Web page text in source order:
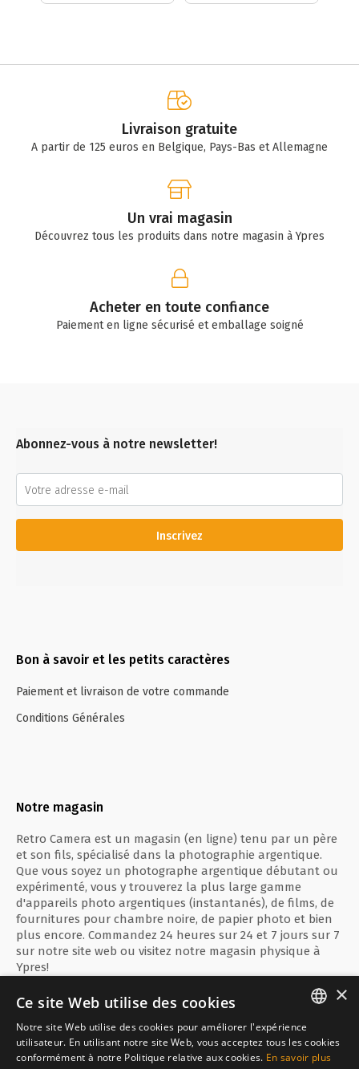
Livraison gratuite
A partir de 125 euros en Belgique, Pays-Bas et Allemagne
Un vrai magasin
Découvrez tous les produits dans notre magasin à Ypres
Acheter en toute confiance
Paiement en ligne sécurisé et emballage soigné
Abonnez-vous à notre newsletter!
Inscrivez
Bon à savoir et les petits caractères
Paiement et livraison de votre commande
Conditions Générales
Notre magasin
Retro Camera est un magasin (en ligne) tenu par un père
et son fils, spécialisé dans la photographie argentique.
Que vous soyez un photographe argentique débutant ou
expérimenté, vous y trouverez la plus large gamme
d'appareils photo argentiques (instantanés), de films, de
fournitures pour chambre noire, de papier photo et bien
plus encore. Commandez 24 heures sur 24 et 7 jours sur 7
sur notre site web ou visitez notre magasin physique à
Ypres!
Paiement sécurisé avec
ENGLISH
FRANÇAIS
×
Ce site Web utilise des cookies
Notre site Web utilise des cookies pour améliorer l'expérience
utilisateur. En utilisant notre site Web, vous acceptez tous les cookies
conformément à notre Politique relative aux cookies. En savoir plus